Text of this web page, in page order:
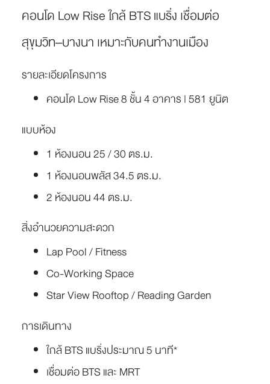
คอนโด Low Rise ใกล้ BTS แบริ่ง เชื่อมต่อ
สุขุมวิท–บางนา เหมาะกับคนทำงานเมือง
รายละเอียดโครงการ
คอนโด Low Rise 8 ชั้น 4 อาคาร | 581 ยูนิต
แบบห้อง
1 ห้องนอน 25 / 30 ตร.ม.
1 ห้องนอนพลัส 34.5 ตร.ม.
2 ห้องนอน 44 ตร.ม.
สิ่งอำนวยความสะดวก
Lap Pool / Fitness
Co-Working Space
Star View Rooftop / Reading Garden
การเดินทาง
ใกล้ BTS แบริ่งประมาณ 5 นาที*
เชื่อมต่อ BTS และ MRT